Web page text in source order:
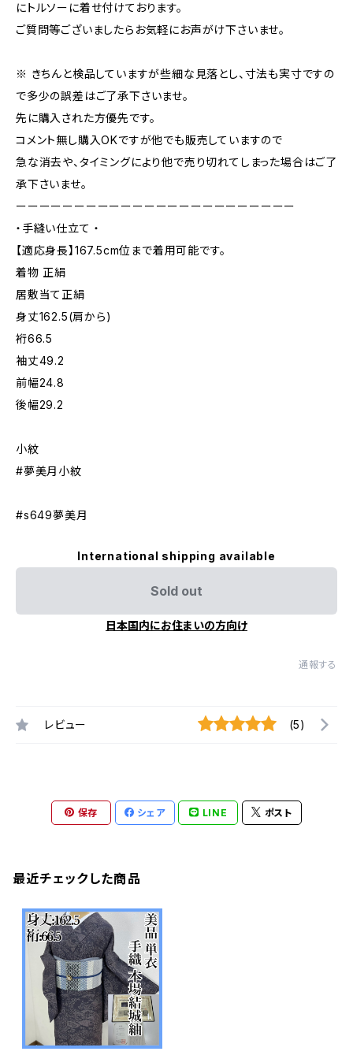
にトルソーに着せ付けております。
ご質問等ございましたらお気軽にお声がけ下さいませ。
※ きちんと検品していますが些細な見落とし、寸法も実寸ですの
で多少の誤差はご了承下さいませ。
先に購入された方優先です。
コメント無し購入OKですが他でも販売していますので
急な消去や、タイミングにより他で売り切れてしまった場合はご了
承下さいませ。
ーーーーーーーーーーーーーーーーーーーーーーーー
・手縫い仕立て ・
【適応身長】167.5cm位まで着用可能です。
着物 正絹
居敷当て正絹
身丈162.5(肩から)
裄66.5
袖丈49.2
前幅24.8
後幅29.2
小紋
#夢美月小紋
#s649夢美月
International shipping available
Sold out
日本国内にお住まいの方向け
通報する
レビュー (5)
保存 シェア LINE ポスト
最近チェックした商品